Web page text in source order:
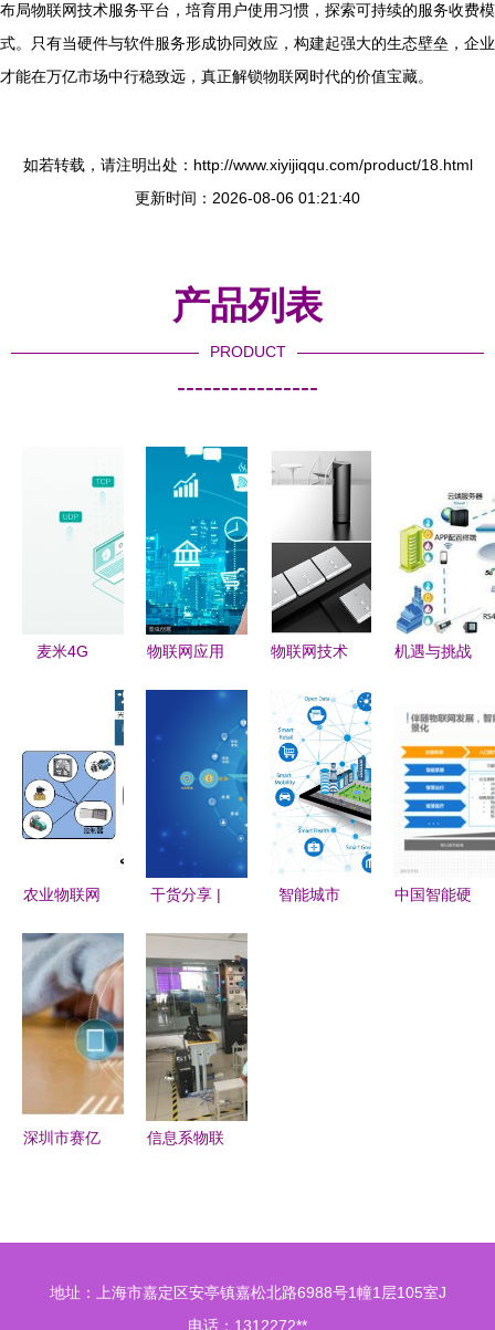
布局物联网技术服务平台，培育用户使用习惯，探索可持续的服务收费模
式。只有当硬件与软件服务形成协同效应，构建起强大的生态壁垒，企业
才能在万亿市场中行稳致远，真正解锁物联网时代的价值宝藏。
如若转载，请注明出处：http://www.xiyijiqqu.com/product/18.html
更新时间：2026-08-06 01:21:40
产品列表
PRODUCT
----------------
麦米4G
搞定远程数
据采集与控
制，数智化
比之选
物联网应用
服务领域解
析
物联网技术
南省通信工
程局有限责
任公司 构
建智能连接
未来
机遇与挑战
物联网的快
速发展推动
射频前端应
用迈向新高
度
农业物联网
让智慧农业
大放光彩
干货分享 |
应用的基础
安全提示
智能城市
中国智能硬
深圳市赛亿
术先锋
信息系物联
技术服务能
地址：上海市嘉定区安亭镇嘉松北路6988号1幢1层105室J
电话：1312272**